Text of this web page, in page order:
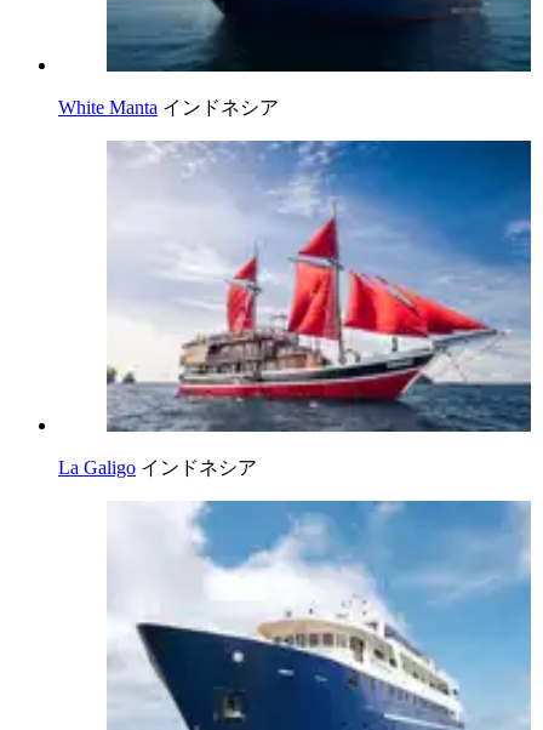
White Manta インドネシア
La Galigo インドネシア